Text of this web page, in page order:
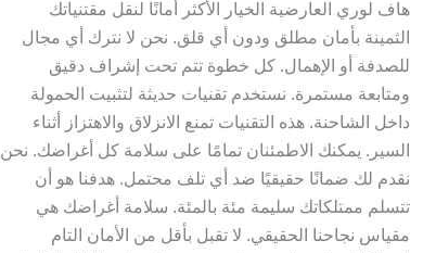
هاف لوري العارضية الخيار الأكثر أمانًا لنقل مقتنياتك
الثمينة بأمان مطلق ودون أي قلق. نحن لا نترك أي مجال
للصدفة أو الإهمال. كل خطوة تتم تحت إشراف دقيق
ومتابعة مستمرة. نستخدم تقنيات حديثة لتثبيت الحمولة
داخل الشاحنة. هذه التقنيات تمنع الانزلاق والاهتزاز أثناء
السير. يمكنك الاطمئنان تمامًا على سلامة كل أغراضك. نحن
نقدم لك ضمانًا حقيقيًا ضد أي تلف محتمل. هدفنا هو أن
تتسلم ممتلكاتك سليمة مئة بالمئة. سلامة أغراضك هي
مقياس نجاحنا الحقيقي. لا تقبل بأقل من الأمان التام